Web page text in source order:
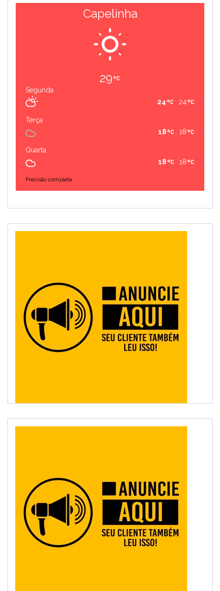
Capelinha
29
Segunda
24
24
Terça
18
18
Quarta
18
18
Previsão completa